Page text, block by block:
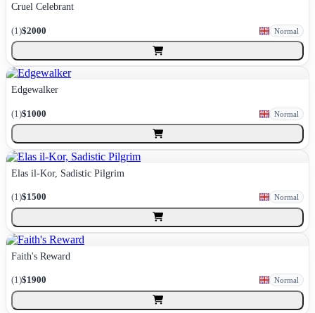
Cruel Celebrant
(1)$2000 Normal
Edgewalker
(1)$1000 Normal
Elas il-Kor, Sadistic Pilgrim
(1)$1500 Normal
Faith's Reward
(1)$1900 Normal